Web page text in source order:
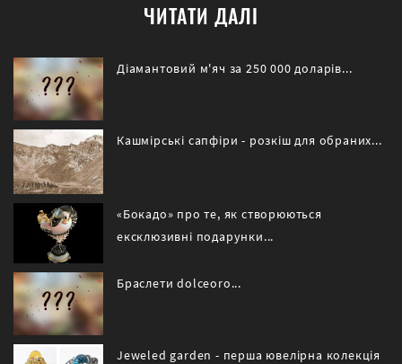
ЧИТАТИ ДАЛІ
Діамантовий м'яч за 250 000 доларів...
Кашмірські сапфіри - розкіш для обраних...
«Бокадо» про те, як створюються
ексклюзивні подарунки...
Браслети dolceoro...
Jeweled garden - перша ювелірна колекція